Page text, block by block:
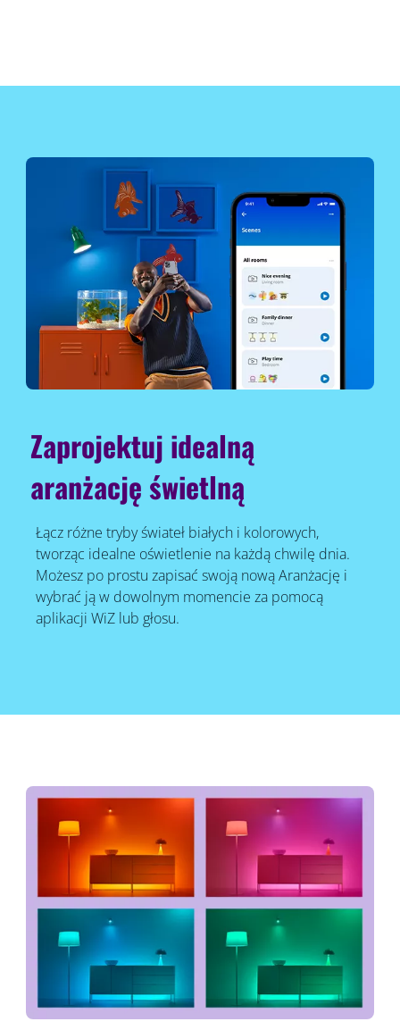
Zaprojektuj idealną
aranżację świetlną
Łącz różne tryby świateł białych i kolorowych,
tworząc idealne oświetlenie na każdą chwilę dnia.
Możesz po prostu zapisać swoją nową Aranżację i
wybrać ją w dowolnym momencie za pomocą
aplikacji WiZ lub głosu.